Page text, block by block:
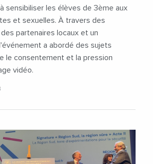
sensibiliser les élèves de 3ème aux
et sexuelles. À travers des
partenaires locaux et un
a abordé des sujets
le consentement et la pression
vidéo.